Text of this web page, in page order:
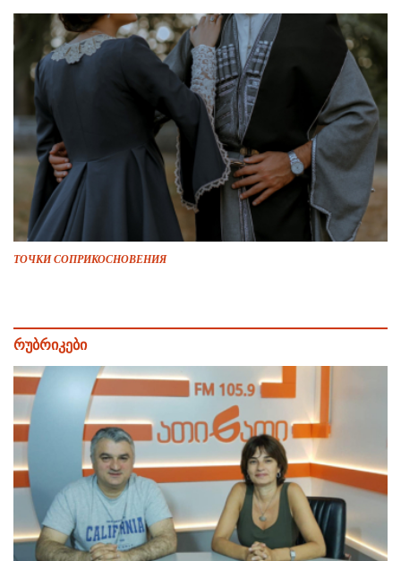
ТОЧКИ СОПРИКОСНОВЕНИЯ
რუბრიკები